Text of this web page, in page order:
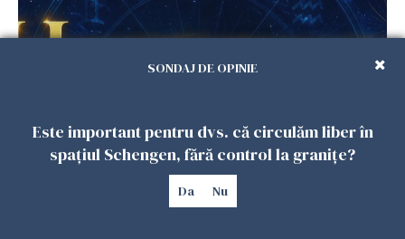
SONDAJ DE OPINIE
Este important pentru dvs. că circulăm liber în
spațiul Schengen, fără control la granițe?
Da Nu